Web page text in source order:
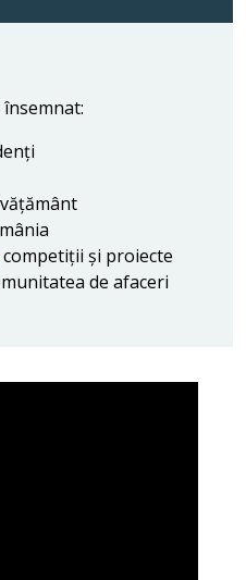
competiții și proiecte
de afaceri